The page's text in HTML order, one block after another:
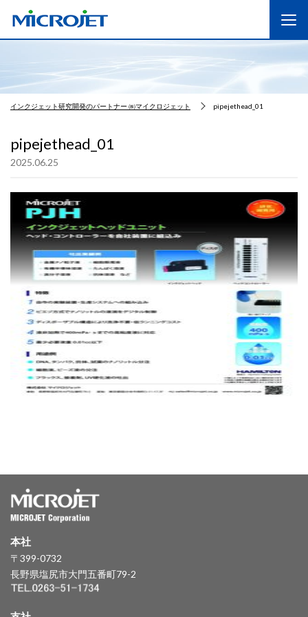
インクジェット研究開発のパートナー ㈱マイクロジェット pipejethead_01
pipejethead_01
2025.06.25
本社
〒399-0732
長野県塩尻市大門五番町79-2